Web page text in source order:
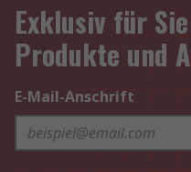
Exklusiv für
Produkte und
E-Mail-Anschrift